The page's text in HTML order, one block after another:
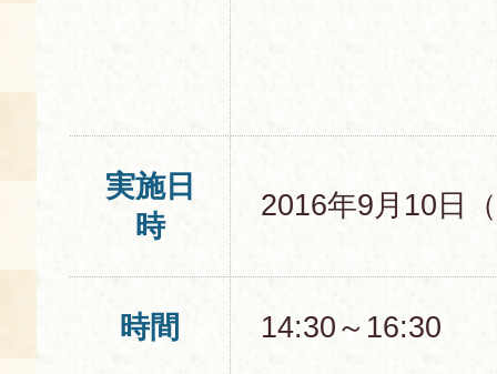
展示見学
講演会付き料理教室
あじわい館弁当
実施日
時
2016年9月10日
時間 14:30～16:30